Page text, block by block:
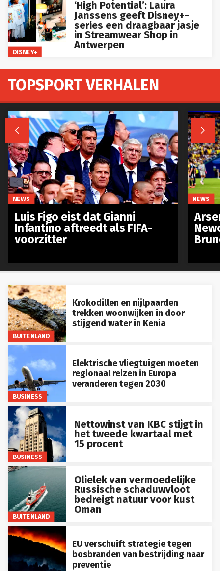
DISNEY+
‘High Potential’: Laura
Janssens geeft Disney+-
series een draagbaar jasje
in Streamwear Shop in
Antwerpen
BUITENLAND
Krokodillen en nijlpaarden
trekken woonwijken in door
stijgend water in Kenia
BUSINESS
Elektrische vliegtuigen moeten
regionaal reizen in Europa
veranderen tegen 2030
BUSINESS
Nettowinst van KBC stijgt in
het tweede kwartaal met
15 procent
BUITENLAND
Olielek van vermoedelijke
Russische schaduwvloot
bedreigt natuur voor kust
Oman
EU verschuift strategie tegen
bosbranden van bestrijding naar
preventie
TOPSPORT VERHALEN
 
NEWS
Luis Figo eist dat Gianni
Infantino aftreedt als FIFA-
voorzitter
NEWS